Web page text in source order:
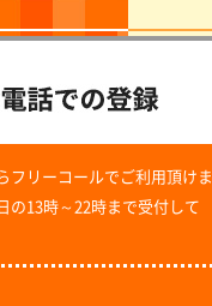
フリーコールでご利用頂けま
の13時～22時まで受付して